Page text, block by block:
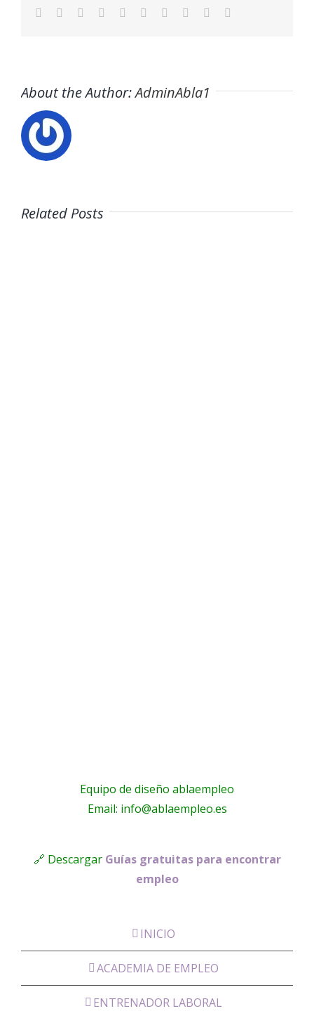
Facebook
TwitterLinkedIn
Reddit WhatsApp
TumblrPinterest Xing
About the Author:AdminAbla1
Related Posts
Equipo de diseño ablaempleo
Email: info@ablaempleo.es
🔗 Descargar Guías gratuitas para encontrar
empleo
INICIO
ACADEMIA DE EMPLEO
ENTRENADOR LABORAL